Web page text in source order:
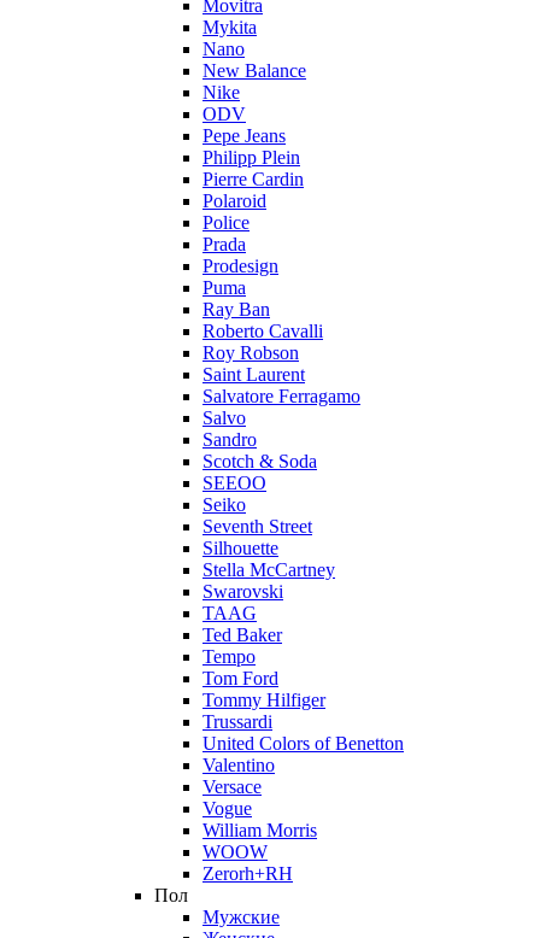
Movitra
Mykita
Nano
New Balance
Nike
ODV
Pepe Jeans
Philipp Plein
Pierre Cardin
Polaroid
Police
Prada
Prodesign
Puma
Ray Ban
Roberto Cavalli
Roy Robson
Saint Laurent
Salvatore Ferragamo
Salvo
Sandro
Scotch & Soda
SEEOO
Seiko
Seventh Street
Silhouette
Stella McCartney
Swarovski
TAAG
Ted Baker
Tempo
Tom Ford
Tommy Hilfiger
Trussardi
United Colors of Benetton
Valentino
Versace
Vogue
William Morris
WOOW
Zerorh+RH
Пол
Мужские